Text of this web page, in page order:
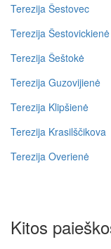
Terezija Šestovec
Terezija Šestovickienė
Terezija Šeštokė
Terezija Guzovijienė
Terezija Klipšienė
Terezija Krasilščikova
Terezija Overienė
Kitos